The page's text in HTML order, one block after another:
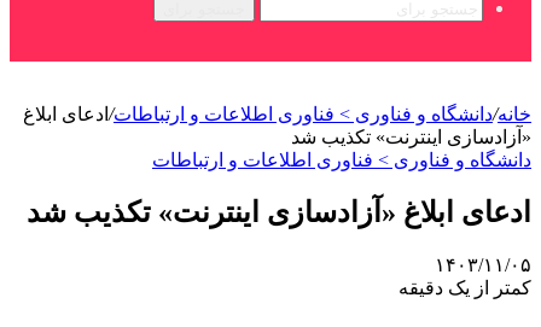
خانه/دانشگاه و فناوری > فناوری اطلاعات و ارتباطات/ ادعای ابلاغ
«آزادسازی اینترنت» تکذیب شد
دانشگاه و فناوری > فناوری اطلاعات و ارتباطات
ادعای ابلاغ «آزادسازی اینترنت» تکذیب شد
۱۴۰۳/۱۱/۰۵
کمتر از یک دقیقه